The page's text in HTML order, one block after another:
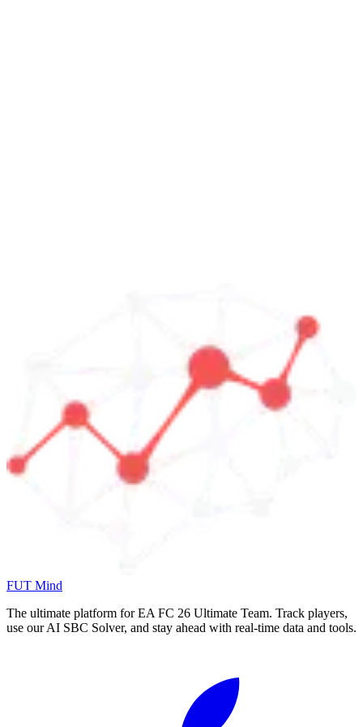
FUT Mind
The ultimate platform for EA FC 26 Ultimate Team. Track players,
use our AI SBC Solver, and stay ahead with real-time data and tools.